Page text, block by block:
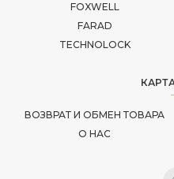
FOXWELL
FARAD
TECHNOLOCK
ВОЗВРАТ И ОБМЕН ТОВАРА
О НАС